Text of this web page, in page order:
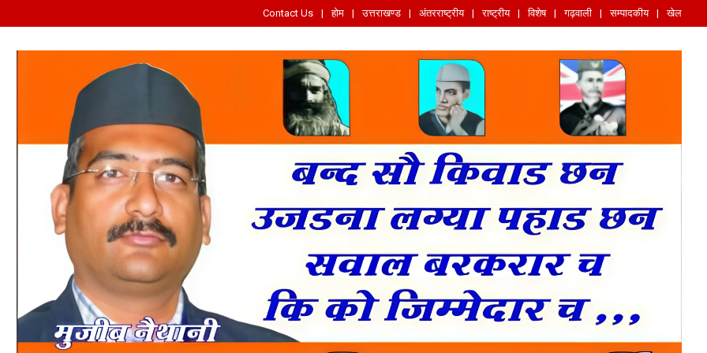
Contact Us होम उत्तराखण्ड अंतरराष्ट्रीय राष्ट्रीय विशेष गढ़वाली सम्पादकीय खेल